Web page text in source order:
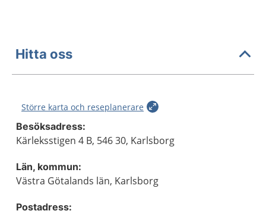
Hitta oss
Större karta och reseplanerare
Besöksadress:
Kärleksstigen 4 B, 546 30, Karlsborg
Län, kommun:
Västra Götalands län, Karlsborg
Postadress: